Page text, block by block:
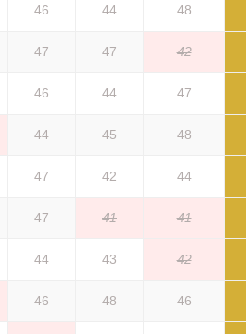
46 44 48
47 47 42
46 44 47
44 45 48
47 42 44
47 41 41
44 43 42
46 48 46